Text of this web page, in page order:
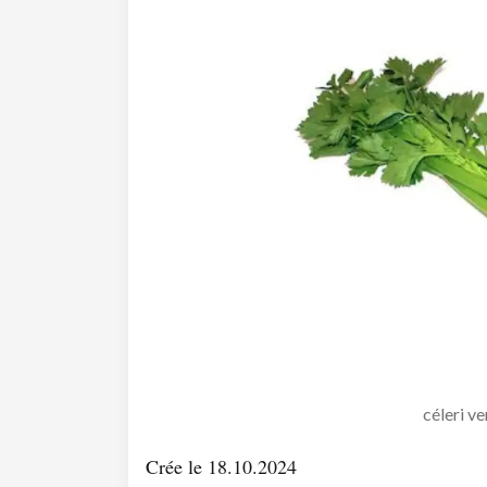
céleri
Crée le 18.10.2024